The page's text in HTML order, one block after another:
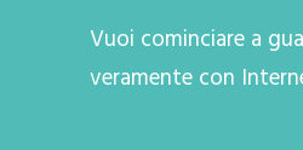
Vuoi cominciare a
veramente con